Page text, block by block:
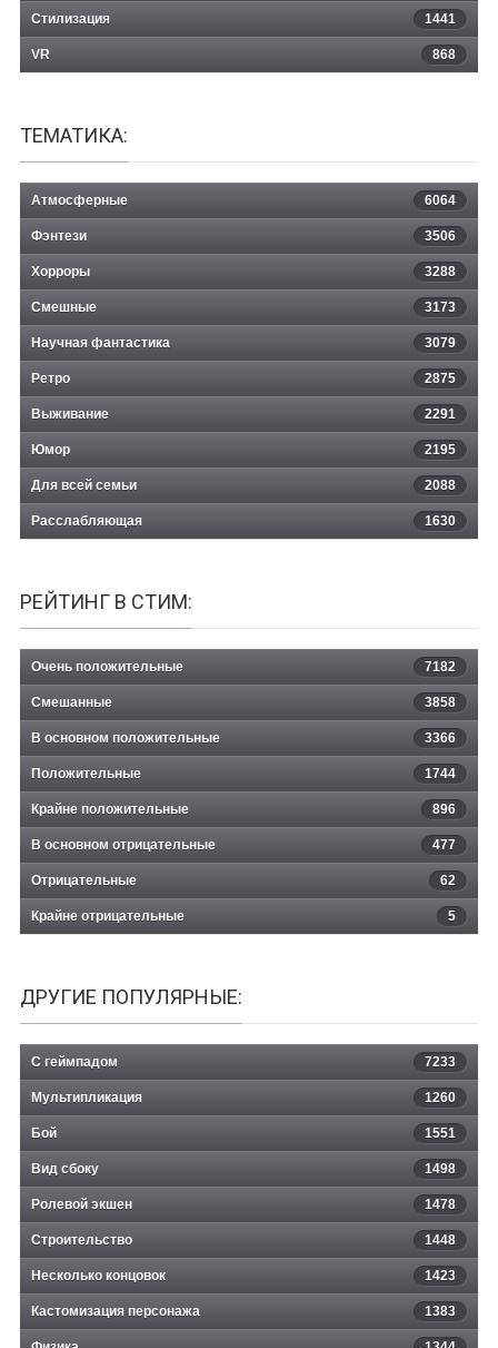
Стилизация 1441
VR 868
ТЕМАТИКА:
Атмосферные 6064
Фэнтези 3506
Хорроры 3288
Смешные 3173
Научная фантастика 3079
Ретро 2875
Выживание 2291
Юмор 2195
Для всей семьи 2088
Расслабляющая 1630
РЕЙТИНГ В СТИМ:
Очень положительные 7182
Смешанные 3858
В основном положительные 3366
Положительные 1744
Крайне положительные 896
В основном отрицательные 477
Отрицательные 62
Крайне отрицательные 5
ДРУГИЕ ПОПУЛЯРНЫЕ:
С геймпадом 7233
Мультипликация 1260
Бой 1551
Вид сбоку 1498
Ролевой экшен 1478
Строительство 1448
Несколько концовок 1423
Кастомизация персонажа 1383